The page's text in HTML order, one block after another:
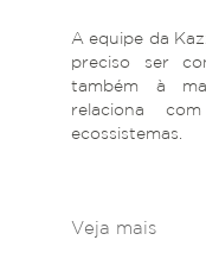
A equipe da
preciso ser
também à
relaciona
ecossistemas.
Veja mais